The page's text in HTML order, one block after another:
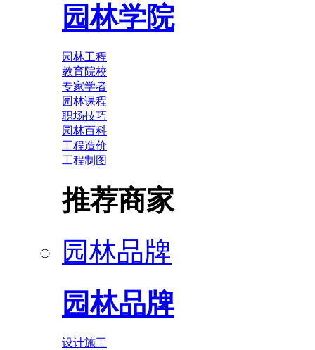
园林学院
园林工程
教育院校
专家学者
园林课程
职场技巧
园林百科
工程造价
工程制图
推荐商家
园林品牌
园林品牌
设计施工